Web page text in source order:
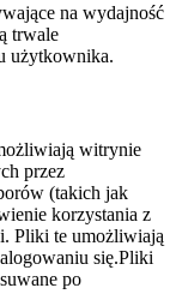
na wydajność
trwale
użytkownika.
witrynie
przez
(takich jak
korzystania z
Pliki te umożliwiają
się.Pliki
po